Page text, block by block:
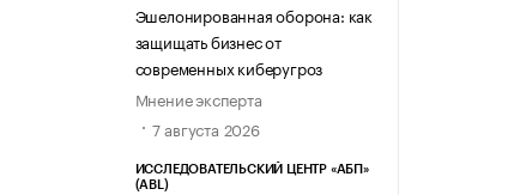
Эшелонированная оборона: как
защищать бизнес от
современных киберугроз
Мнение эксперта
7 августа 2026
ИССЛЕДОВАТЕЛЬСКИЙ ЦЕНТР «АБП»
(ABL)